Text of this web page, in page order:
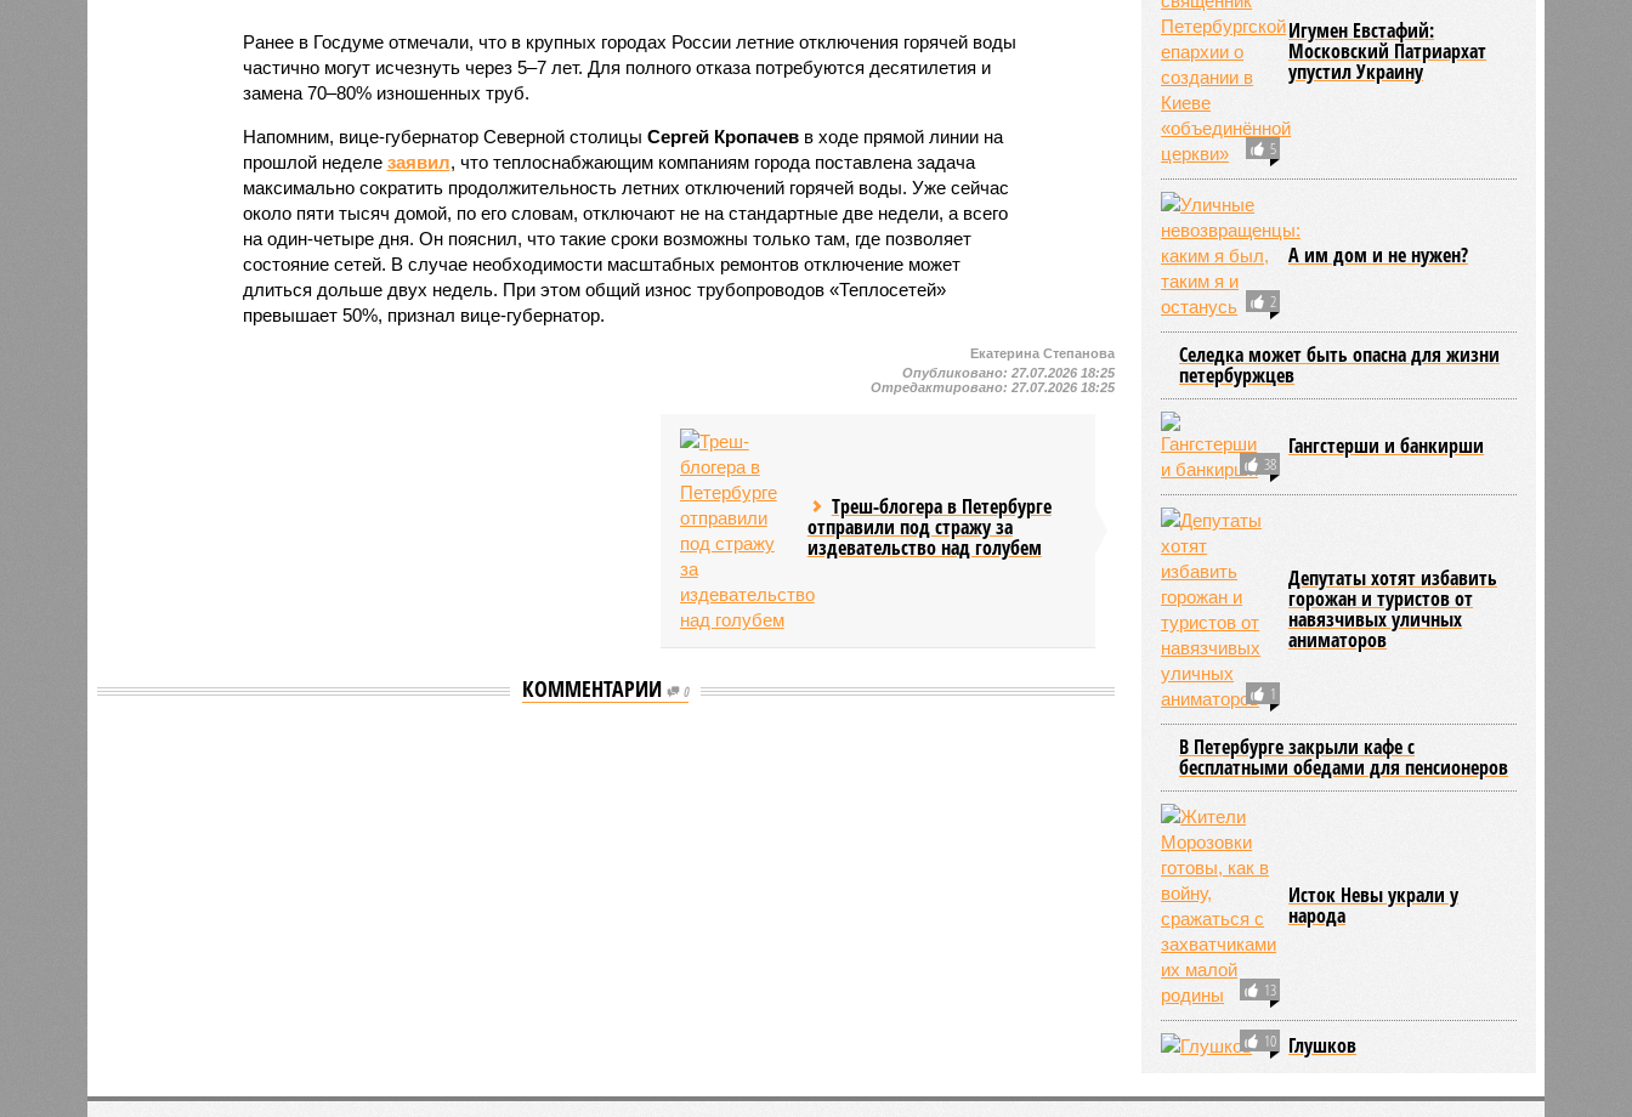
Ранее в Госдуме отмечали, что в крупных городах России летние отключения горячей воды
частично могут исчезнуть через 5–7 лет. Для полного отказа потребуются десятилетия и
замена 70–80% изношенных труб.
Напомним, вице-губернатор Северной столицы Сергей Кропачевв ходе прямой линии на
прошлой неделе заявил, что теплоснабжающим компаниям города поставлена задача
максимально сократить продолжительность летних отключений горячей воды. Уже сейчас
около пяти тысяч домой, по его словам, отключают не на стандартные две недели, а всего
на один-четыре дня. Он пояснил, что такие сроки возможны только там, где позволяет
состояние сетей. В случае необходимости масштабных ремонтов отключение может
длиться дольше двух недель. При этом общий износ трубопроводов «Теплосетей»
превышает 50%, признал вице-губернатор.
Екатерина Степанова
Опубликовано:27.07.2026 18:25
Отредактировано:27.07.2026 18:25
Треш-блогера в Петербурге
отправили под стражу за
издевательство над голубем
КОММЕНТАРИИ 0
Из Петербурга в Калининград
занимает создание системы наземного метро.
5
Игумен Евстафий:
Московский Патриархат
упустил Украину
2
А им дом и не нужен?
Селедка может быть опасна для жизни
петербуржцев
38
Гангстерши и банкирши
1
Депутаты хотят избавить
горожан и туристов от
навязчивых уличных
аниматоров
В Петербурге закрыли кафе с
бесплатными обедами для пенсионеров
13
Исток Невы украли у
народа
10 Глушков